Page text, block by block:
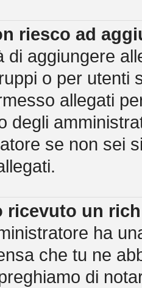
riesco ad
di aggiungere
o per utenti
allegati
degli
se non sei
ricevuto un
ha
che tu ne
di